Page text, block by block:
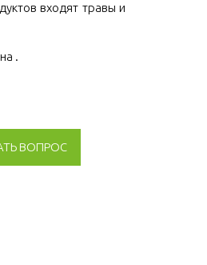
входят травы и
.
ВОПРОС